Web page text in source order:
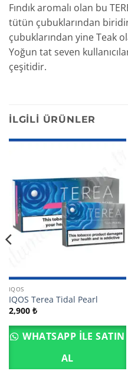
Fındık aromalı olan bu
tütün çubuklarından
çubuklarından yine Teak
Yoğun tat seven
çeşitidir.
İLGILI ÜRÜNLER
IQOS
IQOS Terea Tidal Pearl
2,900 ₺
WHATSAPP ILE SATIN
AL